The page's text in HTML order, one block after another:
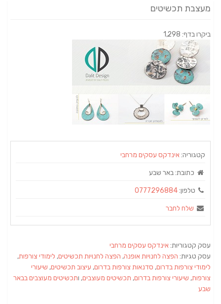
מעצבת תכשיטים
ביקרו בדף: 1,298
קטגוריה:אינדקס עסקים מרחבי
כתובת:באר שבע
טלפון:0777296884
שלח לחבר
עסק קטגוריות:אינדקס עסקים מרחבי
עסק טגיות: הפצה לחנויות אופנה, הפצה לחנויות תכשיטים, לימודי צורפות,
לימודי צורפות בדרום, סדנאות צורפות בדרום, עיצוב תכשיטים, שיעורי
צורפות, שיעורי צורפות בדרום, תכשיטים מעוצבים, ותכשיטים מעוצבים בבאר
שבע